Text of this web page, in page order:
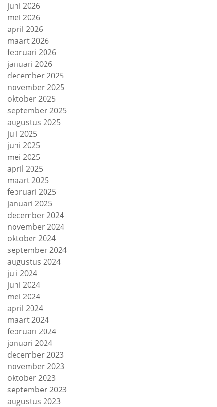
juni 2026
mei 2026
april 2026
maart 2026
februari 2026
januari 2026
december 2025
november 2025
oktober 2025
september 2025
augustus 2025
juli 2025
juni 2025
mei 2025
april 2025
maart 2025
februari 2025
januari 2025
december 2024
november 2024
oktober 2024
september 2024
augustus 2024
juli 2024
juni 2024
mei 2024
april 2024
maart 2024
februari 2024
januari 2024
december 2023
november 2023
oktober 2023
september 2023
augustus 2023